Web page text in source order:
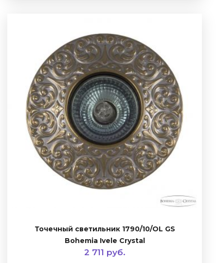
Точечный светильник 1790/10/OL GS
Bohemia Ivele Crystal
2 711 руб.